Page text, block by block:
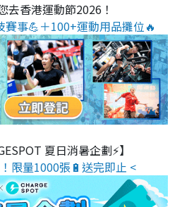
去香港運動節2026！
事💪＋100+運動用品攤位🔥
夏日消暑企劃⚡】
限量1000張🔋送完即止 <